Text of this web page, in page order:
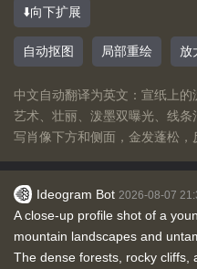
⬇️向下扩展
自动抠图 局部重绘 放
中文自动翻译为英文：宣纸上
艺术、壮丽、泼墨双曝光、线
写肖像下方和侧面，金发蓬松，
Ideogram Bot 2026-08-07
A close-up profile shot of a
mountain landscapes and
The dense forests, rocky cliffs,